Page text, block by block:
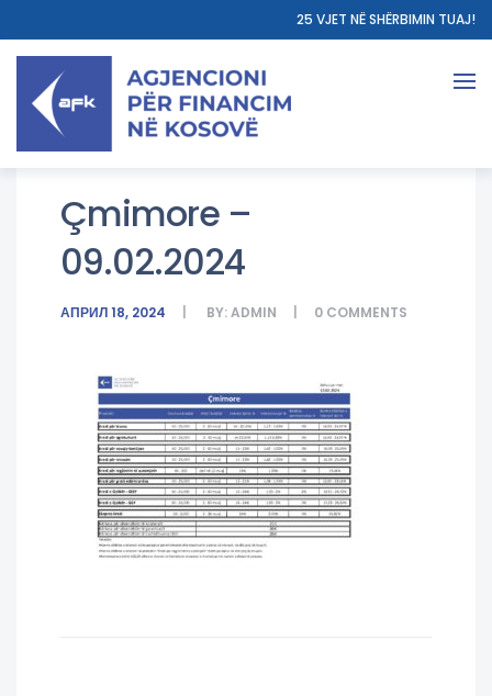
25 VJET NË SHËRBIMIN TUAJ!
Çmimore –
09.02.2024
АПРИЛ 18, 2024 BY:ADMIN 0 COMMENTS